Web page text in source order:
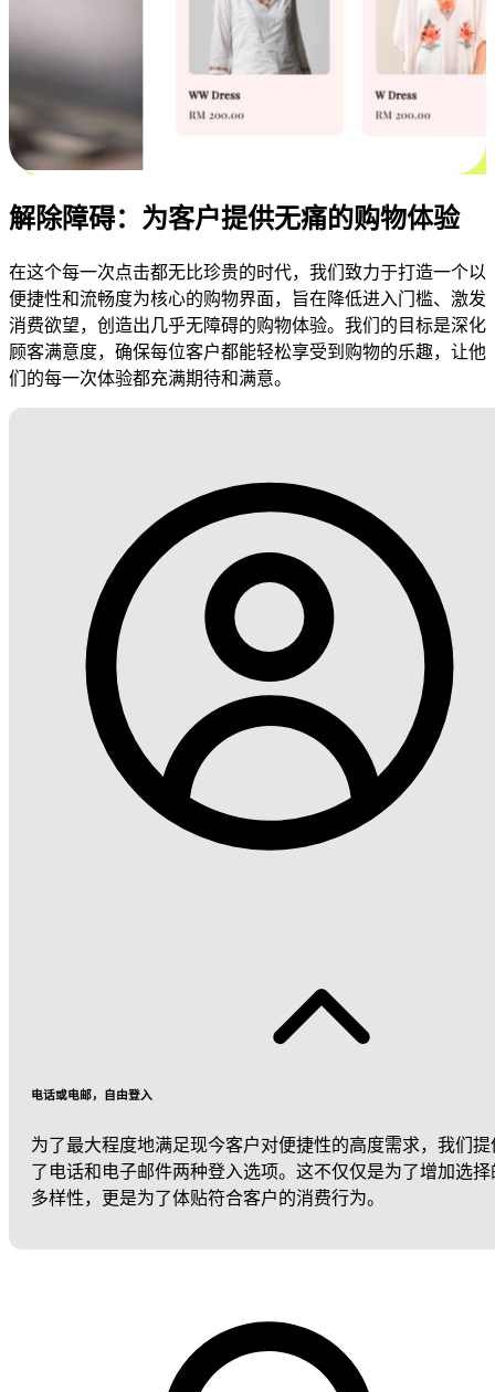
解除障碍：为客户提供无痛的购物体验
在这个每一次点击都无比珍贵的时代，我们致力于打造一个以
便捷性和流畅度为核心的购物界面，旨在降低进入门槛、激发
消费欲望，创造出几乎无障碍的购物体验。我们的目标是深化
顾客满意度，确保每位客户都能轻松享受到购物的乐趣，让他
们的每一次体验都充满期待和满意。
电话或电邮，自由登入
为了最大程度地满足现今客户对便捷性的高度需求，我们提
了电话和电子邮件两种登入选项。这不仅仅是为了增加选择
多样性，更是为了体贴符合客户的消费行为。